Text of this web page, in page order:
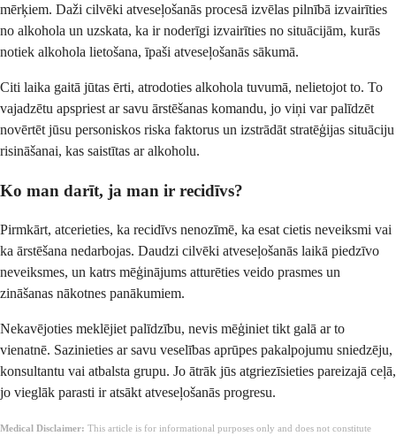
mērķiem. Daži cilvēki atveseļošanās procesā izvēlas pilnībā izvairīties
no alkohola un uzskata, ka ir noderīgi izvairīties no situācijām, kurās
notiek alkohola lietošana, īpaši atveseļošanās sākumā.
Citi laika gaitā jūtas ērti, atrodoties alkohola tuvumā, nelietojot to. To
vajadzētu apspriest ar savu ārstēšanas komandu, jo viņi var palīdzēt
novērtēt jūsu personiskos riska faktorus un izstrādāt stratēģijas situāciju
risināšanai, kas saistītas ar alkoholu.
Ko man darīt, ja man ir recidīvs?
Pirmkārt, atcerieties, ka recidīvs nenozīmē, ka esat cietis neveiksmi vai
ka ārstēšana nedarbojas. Daudzi cilvēki atveseļošanās laikā piedzīvo
neveiksmes, un katrs mēģinājums atturēties veido prasmes un
zināšanas nākotnes panākumiem.
Nekavējoties meklējiet palīdzību, nevis mēģiniet tikt galā ar to
vienatnē. Sazinieties ar savu veselības aprūpes pakalpojumu sniedzēju,
konsultantu vai atbalsta grupu. Jo ātrāk jūs atgriezīsieties pareizajā ceļā,
jo vieglāk parasti ir atsākt atveseļošanās progresu.
Medical Disclaimer: This article is for informational purposes only and does not constitute